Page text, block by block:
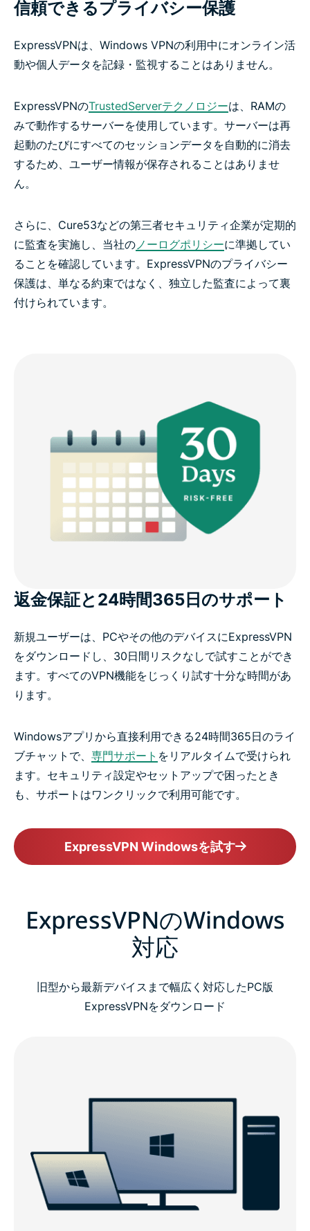
信頼できるプライバシー保護
ExpressVPNは、Windows VPNの利用中にオンライン活
動や個人データを記録・監視することはありません。
ExpressVPNのTrustedServerテクノロジーは、RAMの
みで動作するサーバーを使用しています。サーバーは再
起動のたびにすべてのセッションデータを自動的に消去
するため、ユーザー情報が保存されることはありませ
ん。
さらに、Cure53などの第三者セキュリティ企業が定期的
に監査を実施し、当社のノーログポリシーに準拠してい
ることを確認しています。ExpressVPNのプライバシー
保護は、単なる約束ではなく、独立した監査によって裏
付けられています。
返金保証と24時間365日のサポート
新規ユーザーは、PCやその他のデバイスにExpressVPN
をダウンロードし、30日間リスクなしで試すことができ
ます。すべてのVPN機能をじっくり試す十分な時間があ
ります。
Windowsアプリから直接利用できる24時間365日のライ
ブチャットで、 専門サポート をリアルタイムで受けられ
ます。セキュリティ設定やセットアップで困ったとき
も、サポートはワンクリックで利用可能です。
ExpressVPN Windowsを試す
ExpressVPNのWindows
対応
旧型から最新デバイスまで幅広く対応したPC版
ExpressVPNをダウンロード